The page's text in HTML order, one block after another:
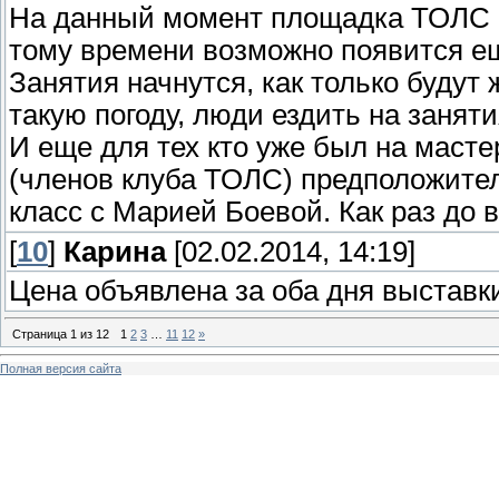
На данный момент площадка ТОЛС
тому времени возможно появится
Занятия начнутся, как только
такую погоду, люди ездить на
И еще для тех кто уже был на
(членов клуба ТОЛС)
класс с Марией Боевой. Как раз до
[10] Карина[02.02.2014, 14:19]
Цена объявлена за оба дня
Страница 1 из 12 1 2 3 11 12 »
Полная версия сайта